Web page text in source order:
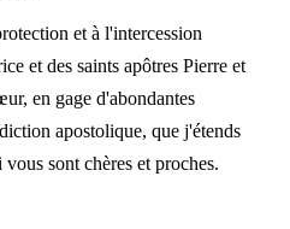
et à l'intercession
et des saints apôtres Pierre et
en gage d'abondantes
apostolique, que j'étends
sont chères et proches.